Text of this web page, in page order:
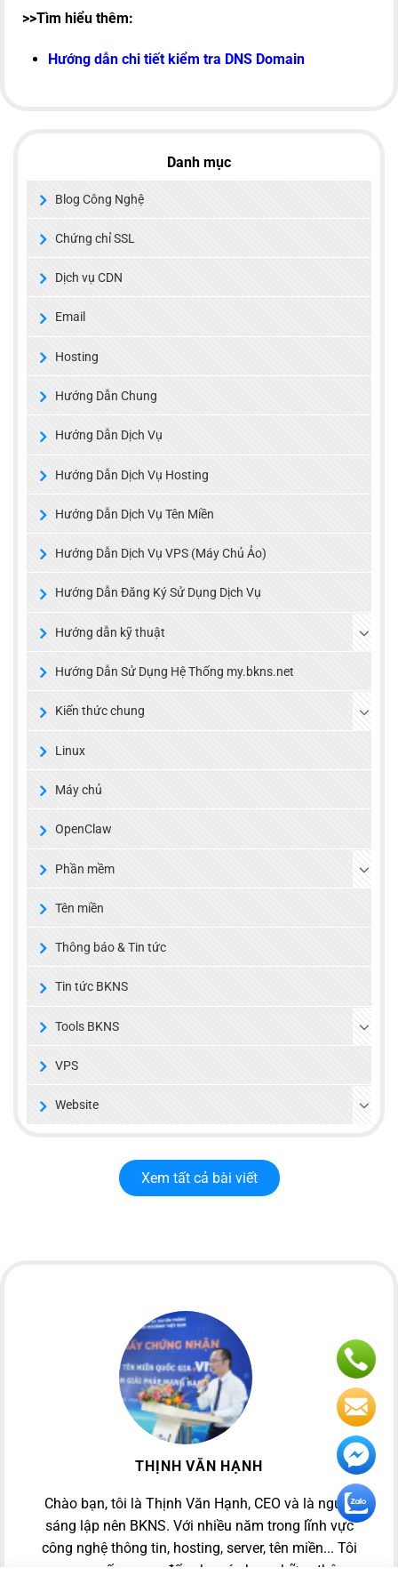
>>Tìm hiểu thêm:
Hướng dẫn chi tiết kiểm tra DNS Domain
Danh mục
Blog Công Nghệ
Chứng chỉ SSL
Dịch vụ CDN
Email
Hosting
Hướng Dẫn Chung
Hướng Dẫn Dịch Vụ
Hướng Dẫn Dịch Vụ Hosting
Hướng Dẫn Dịch Vụ Tên Miền
Hướng Dẫn Dịch Vụ VPS (Máy Chủ Ảo)
Hướng Dẫn Đăng Ký Sử Dụng Dịch Vụ
Hướng dẫn kỹ thuật
Hướng Dẫn Sử Dụng Hệ Thống my.bkns.net
Kiến thức chung
Linux
Máy chủ
OpenClaw
Phần mềm
Tên miền
Thông báo & Tin tức
Tin tức BKNS
Tools BKNS
VPS
Website
Xem tất cả bài viết
THỊNH VĂN HẠNH
Chào bạn, tôi là Thịnh Văn Hạnh, CEO và là người
sáng lập nên BKNS. Với nhiều năm trong lĩnh vực
công nghệ thông tin, hosting, server, tên miền... Tôi
mong muốn mang đến cho các bạn những thông